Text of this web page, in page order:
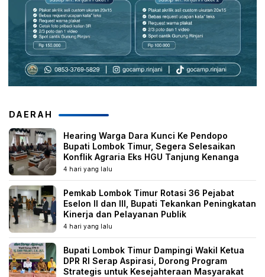
DAERAH
Hearing Warga Dara Kunci Ke Pendopo
Bupati Lombok Timur, Segera Selesaikan
Konflik Agraria Eks HGU Tanjung Kenanga
4 hari yang lalu
Pemkab Lombok Timur Rotasi 36 Pejabat
Eselon II dan III, Bupati Tekankan Peningkatan
Kinerja dan Pelayanan Publik
4 hari yang lalu
Bupati Lombok Timur Dampingi Wakil Ketua
DPR RI Serap Aspirasi, Dorong Program
Strategis untuk Kesejahteraan Masyarakat